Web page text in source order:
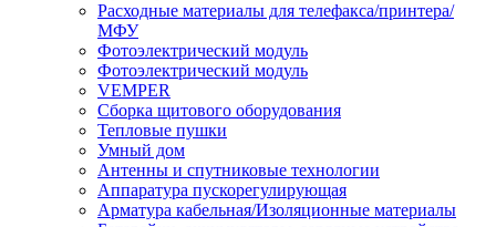
Расходные материалы для телефакса/принтера/
МФУ
Фотоэлектрический модуль
Фотоэлектрический модуль
VEMPER
Сборка щитового оборудования
Тепловые пушки
Умный дом
Антенны и спутниковые технологии
Аппаратура пускорегулирующая
Арматура кабельная/Изоляционные материалы